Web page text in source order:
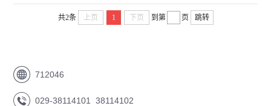
共2条 上页 1 下页 到第 页 跳转
712046
029-38114101 38114102